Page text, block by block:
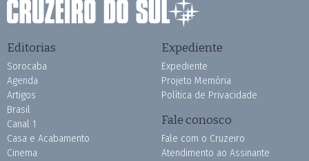
Editorias
Sorocaba
Agenda
Artigos
Brasil
Canal 1
Casa e Acabamento
Cinema
Expediente
Expediente
Projeto Memória
Política de Privacidade
Fale conosco
Fale com o Cruzeiro
Atendimento ao Assinante